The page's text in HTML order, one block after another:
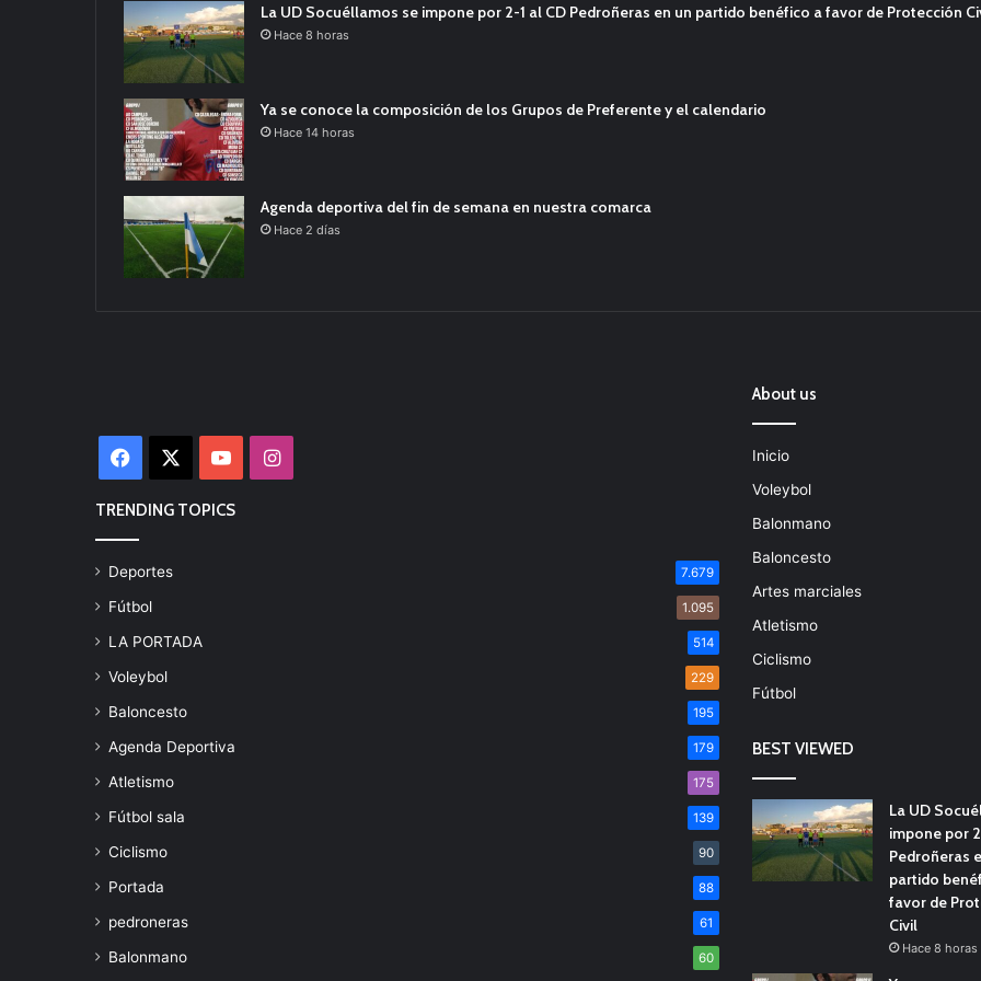
La UD Socuéllamos se impone por 2-1 al CD Pedroñeras en un partido benéfico a favor de Protección
Hace 8 horas
Ya se conoce la composición de los Grupos de Preferente y el calendario
Hace 14 horas
Agenda deportiva del fin de semana en nuestra comarca
Hace 2 días
Facebook YouTubeInstagram
TRENDING TOPICS
Deportes 7.679
Fútbol 1.095
LA PORTADA 514
Voleybol 229
Baloncesto 195
Agenda Deportiva 179
Atletismo 175
Fútbol sala 139
Ciclismo 90
Portada 88
pedroneras 61
Balonmano 60
About us
Inicio
Voleybol
Balonmano
Baloncesto
Artes marciales
Atletismo
Ciclismo
Fútbol
BEST VIEWED
La UD
impone por
Pedroñeras
partido
favor de
Civil
Hace 8 horas